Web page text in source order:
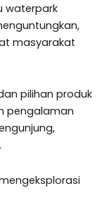
waterpark
masyarakat
pilihan produk
pengalaman